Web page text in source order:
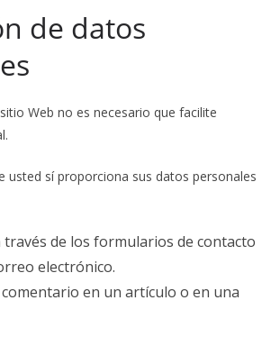
de datos
Web no es necesario que facilite
usted sí proporciona sus datos personales
través de los formularios de contacto
electrónico.
en un artículo o en una